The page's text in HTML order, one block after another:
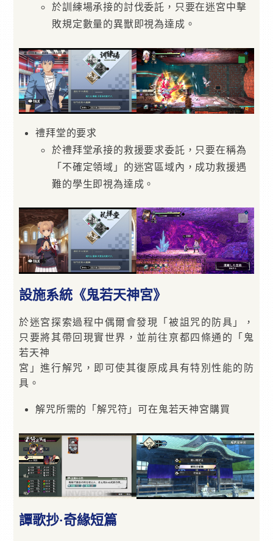
於訓練場承接的討伐委託，只要在迷宮中擊
敗規定數量的異獸即視為達成。
禮拜堂的要求
於禮拜堂承接的救援要求委託，只要在稱為
「不確定領域」的迷宮區域內，成功救援遇
難的學生即視為達成。
設施系統《鬼若天神宮》
於迷宮探索過程中偶爾會發現「被詛咒的防具」，
只要將其帶回現實世界，並前往亰都四條通的「鬼
若天神
宮」進行解咒，即可使其復原成具有特別性能的防
具。
解咒所需的「解咒符」可在鬼若天神宮購買
譚歌抄‧奇緣短篇